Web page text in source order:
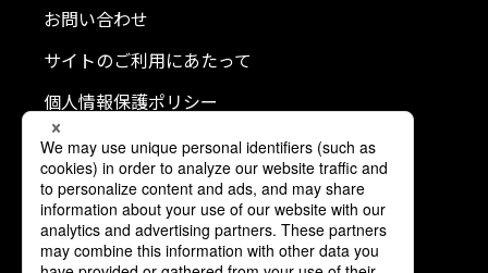
お問い合わせ
サイトのご利用にあたって
個人情報保護ポリシー
クッキーポリシー
利用者情報の外部送信について
ソーシャルメディアポリシー